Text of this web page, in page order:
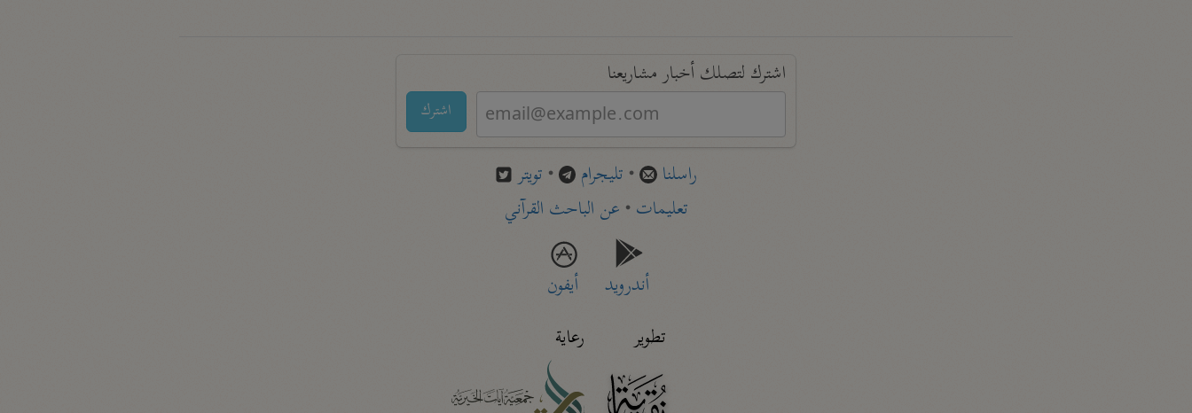
اشترك لتصلك أخبار مشاريعنا
اشترك
راسلنا • تليجرام • تويتر
تعليمات• عن الباحث القرآني
أندرويد
أيفون
تطوير
رعاية